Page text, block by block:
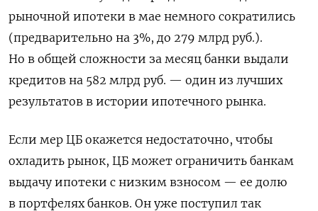
рыночной ипотеки в мае немного сократились
(предварительно на 3%, до 279 млрд руб.).
Но в общей сложности за месяц банки выдали
кредитов на 582 млрд руб. — один из лучших
результатов в истории ипотечного рынка.
Если мер ЦБ окажется недостаточно, чтобы
охладить рынок, ЦБ может ограничить банкам
выдачу ипотеки с низким взносом — ее долю
в портфелях банков. Он уже поступил так